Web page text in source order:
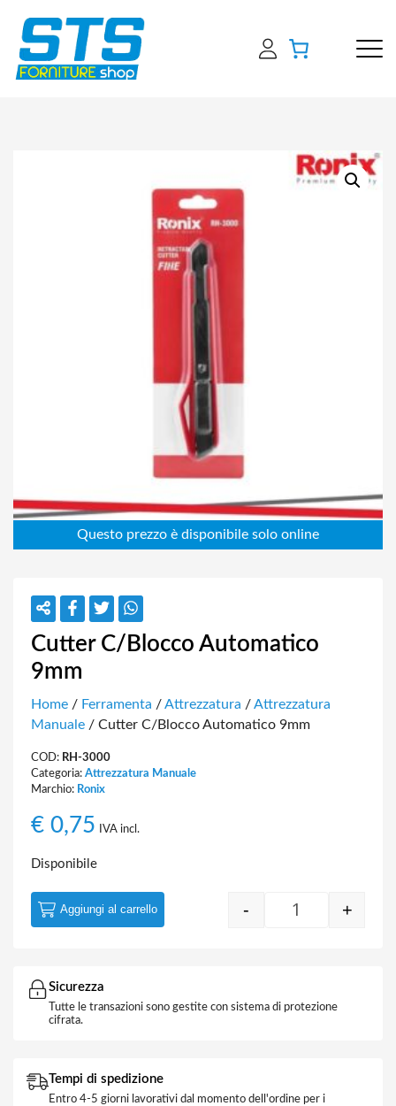
Cutter C/Blocco Automatico
9mm
Home / Ferramenta /Attrezzatura /Attrezzatura
Manuale / Cutter C/Blocco Automatico 9mm
COD: RH-3000
Categoria: Attrezzatura Manuale
Marchio: Ronix
€ 0,75 IVA incl.
Disponibile
Cutter C/
- +
Aggiungi al carrello
Sicurezza
Tutte le transazioni sono gestite con sistema di protezione
cifrata.
Tempi di spedizione
Entro 4-5 giorni lavorativi dal momento dell'ordine per i